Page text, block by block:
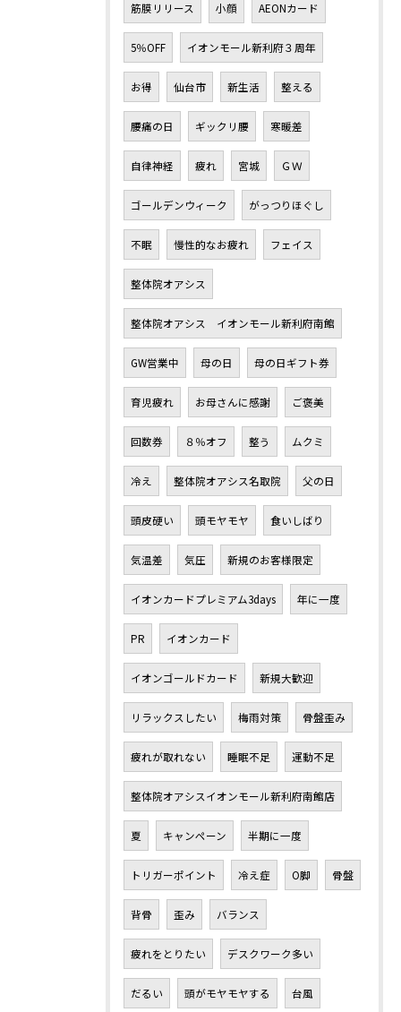
筋膜リリース 小顔 AEONカード
5％OFF イオンモール新利府３周年
お得 仙台市 新生活 整える
腰痛の日 ギックリ腰 寒暖差
自律神経 疲れ 宮城 ＧＷ
ゴールデンウィーク がっつりほぐし
不眠 慢性的なお疲れ フェイス
整体院オアシス
整体院オアシス イオンモール新利府南館
GW営業中 母の日 母の日ギフト券
育児疲れ お母さんに感謝 ご褒美
回数券 ８％オフ 整う ムクミ
冷え 整体院オアシス名取院 父の日
頭皮硬い 頭モヤモヤ 食いしばり
気温差 気圧 新規のお客様限定
イオンカードプレミアム3days 年に一度
PR イオンカード
イオンゴールドカード 新規大歓迎
リラックスしたい 梅雨対策 骨盤歪み
疲れが取れない 睡眠不足 運動不足
整体院オアシスイオンモール新利府南館店
夏 キャンペーン 半期に一度
トリガーポイント 冷え症 O脚 骨盤
背骨 歪み バランス
疲れをとりたい デスクワーク多い
だるい 頭がモヤモヤする 台風